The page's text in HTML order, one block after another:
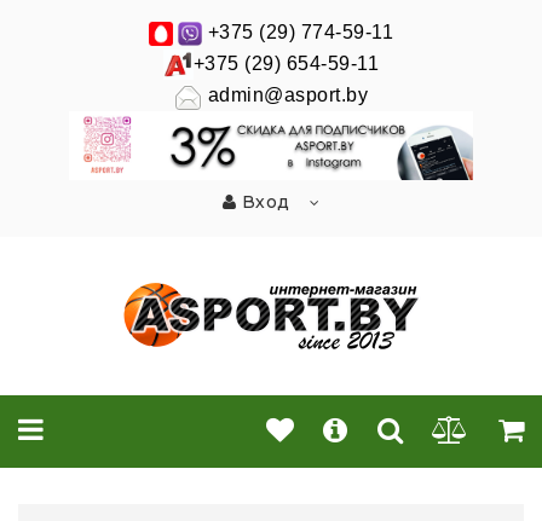
+375 (29) 774-59-11
+375 (29) 654-59-11
admin@asport.by
Вход